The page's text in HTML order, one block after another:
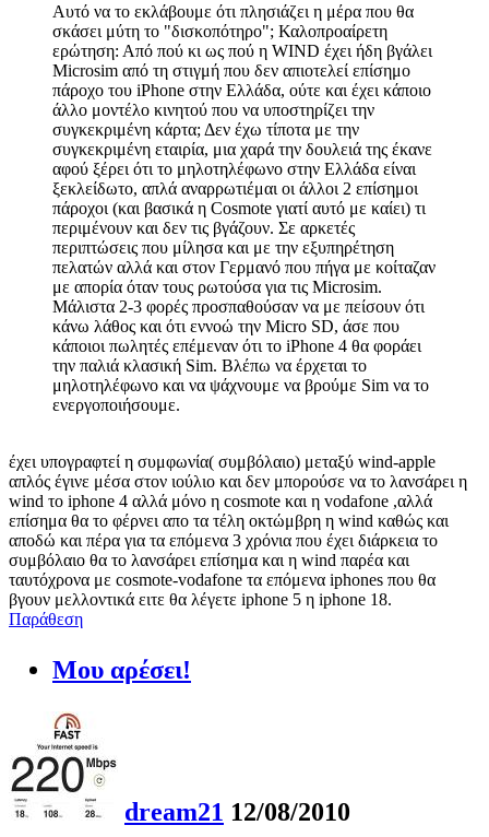
Αυτό να το εκλάβουμε ότι πλησιάζει η μέρα που θα
σκάσει μύτη το "δισκοπότηρο"; Καλοπροαίρετη
ερώτηση: Από πού κι ως πού η WIND έχει ήδη βγάλει
Microsim από τη στιγμή που δεν απιοτελεί επίσημο
πάροχο του iPhone στην Ελλάδα, ούτε και έχει κάποιο
άλλο μοντέλο κινητού που να υποστηρίζει την
συγκεκριμένη κάρτα; Δεν έχω τίποτα με την
συγκεκριμένη εταιρία, μια χαρά την δουλειά της έκανε
αφού ξέρει ότι το μηλοτηλέφωνο στην Ελλάδα είναι
ξεκλείδωτο, απλά αναρρωτιέμαι οι άλλοι 2 επίσημοι
πάροχοι (και βασικά η Cosmote γιατί αυτό με καίει) τι
περιμένουν και δεν τις βγάζουν. Σε αρκετές
περιπτώσεις που μίλησα και με την εξυπηρέτηση
πελατών αλλά και στον Γερμανό που πήγα με κοίταζαν
με απορία όταν τους ρωτούσα για τις Microsim.
Μάλιστα 2-3 φορές προσπαθούσαν να με πείσουν ότι
κάνω λάθος και ότι εννοώ την Micro SD, άσε που
κάποιοι πωλητές επέμεναν ότι το iPhone 4 θα φοράει
την παλιά κλασική Sim. Βλέπω να έρχεται το
μηλοτηλέφωνο και να ψάχνουμε να βρούμε Sim να το
ενεργοποιήσουμε.
έχει υπογραφτεί η συμφωνία( συμβόλαιο) μεταξύ wind-apple
απλός έγινε μέσα στον ιούλιο και δεν μπορούσε να το λανσάρει η
wind το iphone 4 αλλά μόνο η cosmote και η vodafone ,αλλά
επίσημα θα το φέρνει απο τα τέλη οκτώμβρη η wind καθώς και
αποδώ και πέρα για τα επόμενα 3 χρόνια που έχει διάρκεια το
συμβόλαιο θα τo λανσάρει επίσημα και η wind παρέα και
ταυτόχρονα με cosmote-vodafone τα επόμενα iphones που θα
βγουν μελλοντικά ειτε θα λέγετε iphone 5 η iphone 18.
Παράθεση
Μου αρέσει!
dream21 12/08/2010